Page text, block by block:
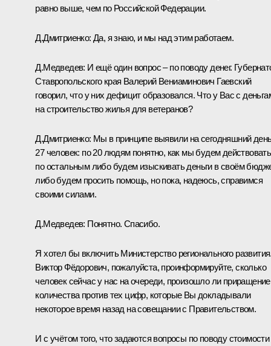
равно выше, чем по Российской Федерации.
Д.Дмитриенко: Да, я знаю, и мы над этим работаем.
Д.Медведев: И ещё один вопрос – по поводу денег.
Ставропольского края Валерий Вениаминович Гаевский
говорил, что у них дефицит образовался. Что у Вас с
на строительство жилья для ветеранов?
Д.Дмитриенко: Мы в принципе выявили на сегодняшний
27 человек: по 20 людям понятно, как мы будем
по остальным либо будем изыскивать деньги в своём
либо будем просить помощь, но пока, надеюсь, справимся
своими силами.
Д.Медведев: Понятно. Спасибо.
Я хотел бы включить Министерство регионального
Виктор Фёдорович, пожалуйста, проинформируйте, сколько
человек сейчас у нас на очереди, произошло ли приращение
количества против тех цифр, которые Вы докладывали
некоторое время назад на совещании с Правительством.
И с учётом того, что задаются вопросы по поводу стоимости